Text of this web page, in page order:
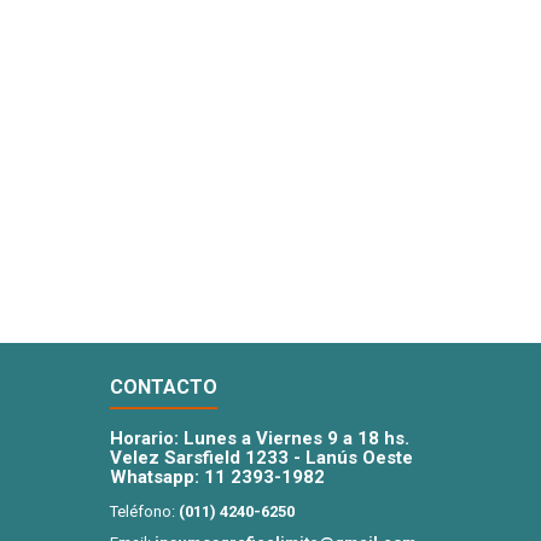
CONTACTO
Horario: Lunes a Viernes 9 a 18 hs.
Velez Sarsfield 1233 - Lanús Oeste
Whatsapp: 11 2393-1982
Teléfono: (011) 4240-6250